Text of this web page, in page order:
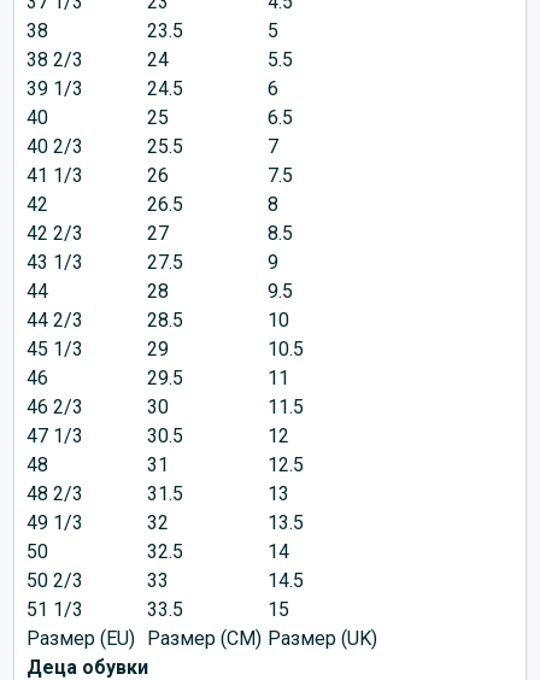
38
23.5
5
38 2/3
24
5.5
39 1/3
24.5
6
40
25
6.5
40 2/3
25.5
7
41 1/3
26
7.5
42
26.5
8
42 2/3
27
8.5
43 1/3
27.5
9
44
28
9.5
44 2/3
28.5
10
45 1/3
29
10.5
46
29.5
11
46 2/3
30
11.5
47 1/3
30.5
12
48
31
12.5
48 2/3
31.5
13
49 1/3
32
13.5
50
32.5
14
50 2/3
33
14.5
51 1/3
33.5
15
Размер (EU) Размер (CM) Размер (UK)
Деца обувки